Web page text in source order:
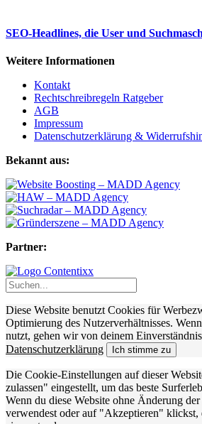
SEO-Headlines, die User und
Weitere Informationen
Kontakt
Rechtschreibregeln Ratgeber
AGB
Impressum
Datenschutzerklärung &
Bekannt aus:
Partner:
Diese Website benutzt Cookies für
Optimierung des Nutzerverhältnisses.
nutzt, gehen wir von deinem
Datenschutzerklärung
Ich stimme zu
Die Cookie-Einstellungen auf dieser
zulassen" eingestellt, um das beste
Wenn du diese Website ohne Änderung
verwendest oder auf "Akzeptieren" klickst,